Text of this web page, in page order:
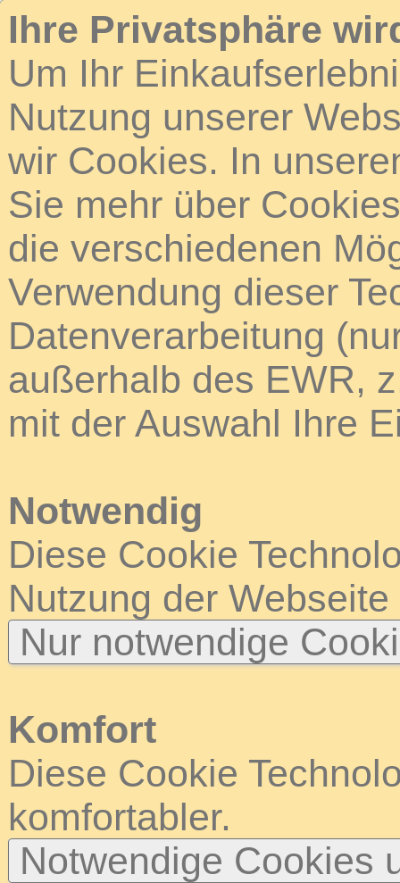
Ihre Privatsphäre
Um Ihr
Nutzung unserer
wir Cookies. In
Sie mehr über
die verschiedenen
Verwendung dieser
Datenverarbeitung
außerhalb des EWR,
mit der Auswahl Ihre
Notwendig
Diese Cookie
Nutzung der
Nur notwendige
Komfort
Diese Cookie
komfortabler.
Notwendige Cookies